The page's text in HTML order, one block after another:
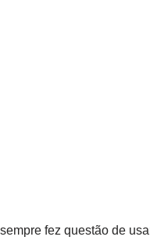
fez questão de